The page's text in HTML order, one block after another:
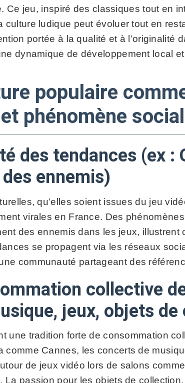
Ce jeu, inspiré des classiques tout en
culture ludique peut évoluer tout en
portée à la qualité et à l’originalité
dynamique de développement local
populaire
phénomène
des tendances (ex
ennemis)
qu’elles soient issues du jeu
virales en France. Des
des ennemis dans les jeux,
se propagent via les réseaux
communauté partageant des
collective
jeux, objets
une tradition forte de consommation
comme Cannes, les concerts de
de jeux vidéo lors de salons
La passion pour les objets de